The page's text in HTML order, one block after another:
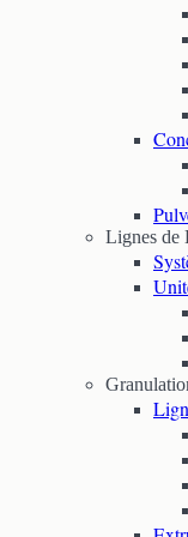
Lignes de